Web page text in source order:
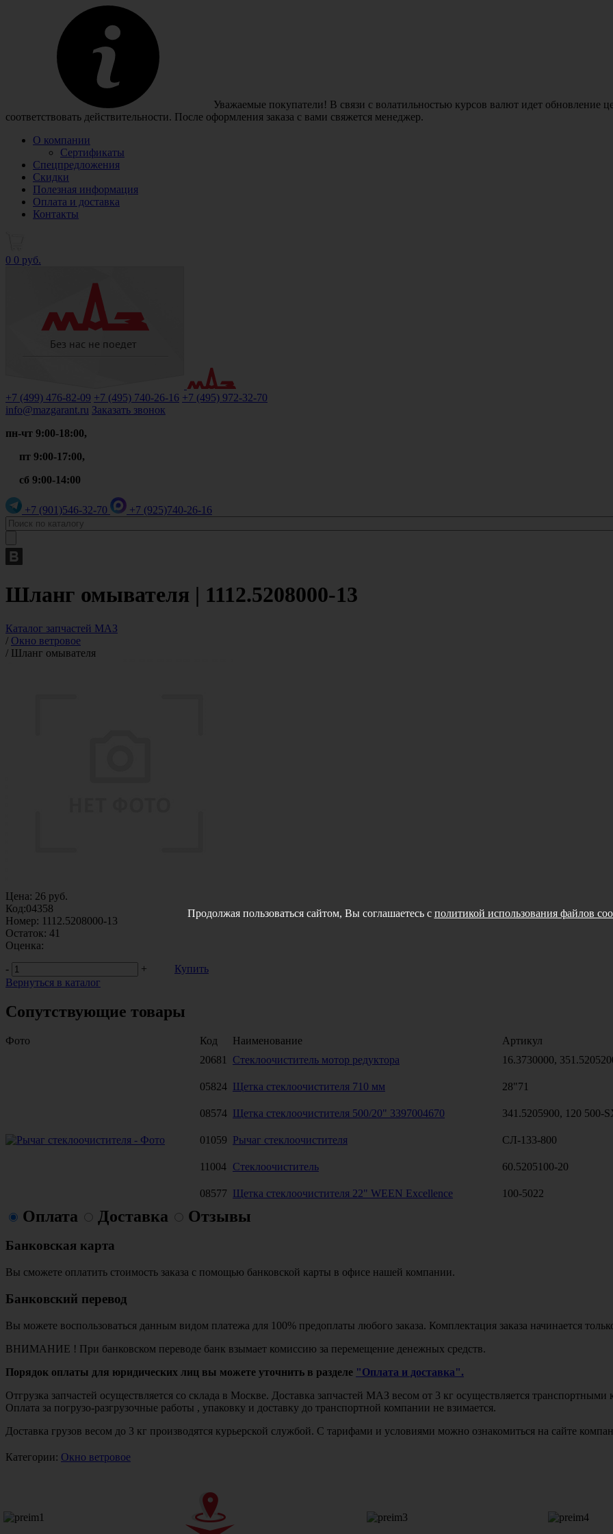
Уважаемые покупатели! В связи с волатильностью курсов валют идет обновление
соответствовать действительности. После оформления заказа с вами свяжется менеджер.
О компании
Сертификаты
Спецпредложения
Скидки
Полезная информация
Оплата и доставка
Контакты
0 0 руб.
+7 (499) 476-82-09 +7 (495) 740-26-16 +7 (495) 972-32-70
info@mazgarant.ru Заказать звонок
пн-чт 9:00-18:00,
пт 9:00-17:00,
сб 9:00-14:00
+7 (901)546-32-70 +7 (925)740-26-16
Шланг омывателя | 1112.5208000-13
Каталог запчастей МАЗ
/ Окно ветровое
/ Шланг омывателя
Цена: 26 руб.
Код:04358
Номер: 1112.5208000-13
Остаток: 41
Оценка:
-
+
Купить
Вернуться в каталог
Сопутствующие товары
Фото Код Наименование Артикул
20681
Стеклоочиститель мотор редуктора 16.3730000,
05824 Щетка стеклоочистителя 710 мм 28"71
08574 Щетка стеклоочистителя 500/20" 3397004670 341.5205900, 120 500-
01059 Рычаг стеклоочистителя СЛ-133-800
11004 Стеклоочиститель 60.5205100-20
08577 Щетка стеклоочистителя 22" WEEN Excellence 100-5022
Оплата Доставка Отзывы
Банковская карта
Вы сможете оплатить стоимость заказа с помощью банковской карты в офисе нашей компании.
Банковский перевод
Вы можете воспользоваться данным видом платежа для 100% предоплаты любого заказа. Комплектация заказа начинается
ВНИМАНИЕ ! При банковском переводе банк взымает комиссию за перемещение денежных средств.
Порядок оплаты для юридических лиц вы можете уточнить в разделе "Оплата и доставка".
Отгрузка запчастей осуществляется со склада в Москве. Доставка запчастей МАЗ весом от 3 кг осуществляется
Оплата за погрузо-разгрузочные работы , упаковку и доставку до транспортной компании не взимается.
Доставка грузов весом до 3 кг производятся курьерской службой. С тарифами и условиями можно ознакомиться на сайте
Категории: Окно ветровое
Продолжая пользоваться сайтом, Вы соглашаетесь с политикой использования файлов